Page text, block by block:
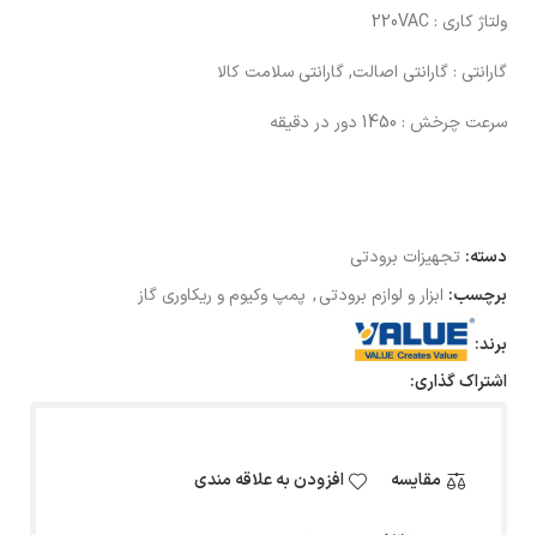
ولتاژ کاری : 220VAC
گارانتی : گارانتی اصالت, گارانتی سلامت کالا
سرعت چرخش : 1450 دور در دقیقه
دسته: تجهیزات برودتی
برچسب: ابزار و لوازم برودتی, پمپ وکیوم و ریکاوری گاز
برند:
اشتراک گذاری:
مقایسه افزودن به علاقه مندی